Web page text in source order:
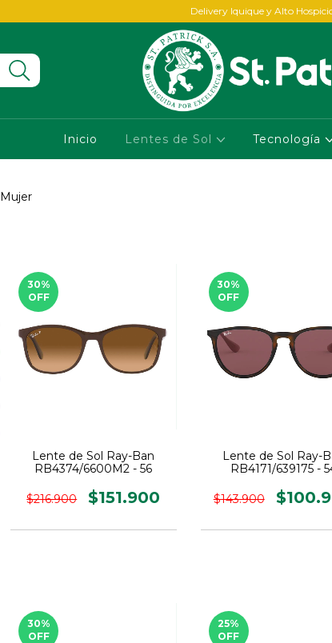
Delivery Iquique y Alto
Inicio Lentes de Sol Tecnología
Mujer
30%
OFF
Lente de Sol Ray-Ban
RB4374/6600M2 - 56
$216.900 $151.900
30%
OFF
Lente de Sol Ray-
RB4171/639175 -
$143.900
30%
OFF
25%
OFF